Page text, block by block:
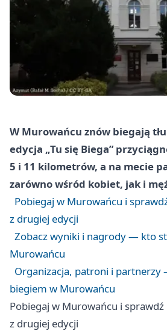
W Murowańcu znów biegają
edycja „Tu się Biega”
5 i 11 kilometrów, a na mecie
zarówno wśród kobiet, jak i
Pobiegaj w Murowańcu i
z drugiej edycji
Zobacz wyniki i nagrody — kto
Murowańcu
Organizacja, patroni i partnerzy
biegiem w Murowańcu
Pobiegaj w Murowańcu i sprawdź
z drugiej edycji